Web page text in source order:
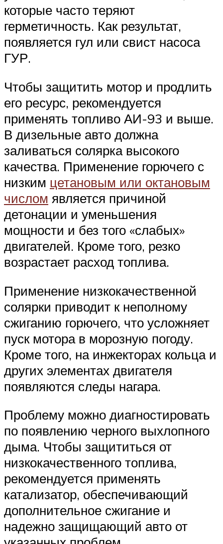
которые часто теряют
герметичность. Как результат,
появляется гул или свист насоса
ГУР.
Чтобы защитить мотор и продлить
его ресурс, рекомендуется
применять топливо АИ-93 и выше.
В дизельные авто должна
заливаться солярка высокого
качества. Применение горючего с
низким цетановым или октановым
числом является причиной
детонации и уменьшения
мощности и без того «слабых»
двигателей. Кроме того, резко
возрастает расход топлива.
Применение низкокачественной
солярки приводит к неполному
сжиганию горючего, что усложняет
пуск мотора в морозную погоду.
Кроме того, на инжекторах кольца и
других элементах двигателя
появляются следы нагара.
Проблему можно диагностировать
по появлению черного выхлопного
дыма. Чтобы защититься от
низкокачественного топлива,
рекомендуется применять
катализатор, обеспечивающий
дополнительное сжигание и
надежно защищающий авто от